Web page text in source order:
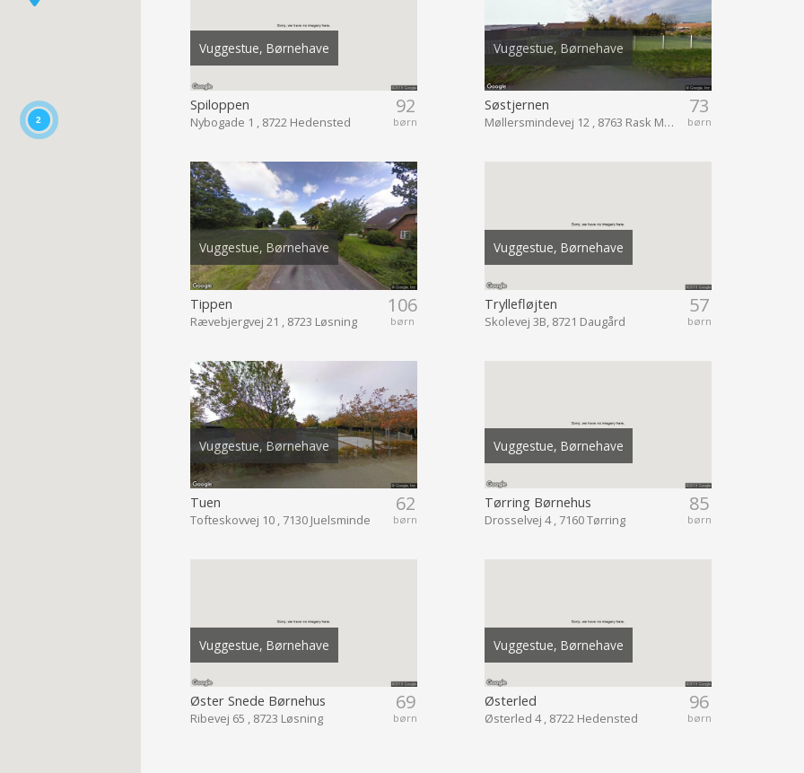
2
Vuggestue, Børnehave
92
børn
Spiloppen
Nybogade 1 , 8722 Hedensted
Vuggestue, Børnehave
73
børn
Søstjernen
Møllersmindevej 12 , 8763 Rask Mølle
Vuggestue, Børnehave
106
børn
Tippen
Rævebjergvej 21 , 8723 Løsning
Vuggestue, Børnehave
57
børn
Tryllefløjten
Skolevej 3B, 8721 Daugård
Vuggestue, Børnehave
62
børn
Tuen
Tofteskovvej 10 , 7130 Juelsminde
Vuggestue, Børnehave
85
børn
Tørring Børnehus
Drosselvej 4 , 7160 Tørring
Vuggestue, Børnehave
69
børn
Øster Snede Børnehus
Ribevej 65 , 8723 Løsning
Vuggestue, Børnehave
96
børn
Østerled
Østerled 4 , 8722 Hedensted